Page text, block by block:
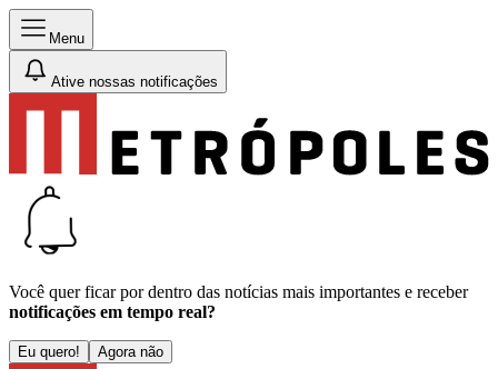
Menu
Ative nossas notificações
Você quer ficar por dentro das notícias mais importantes e receber
notificações em tempo real?
Eu quero! Agora não